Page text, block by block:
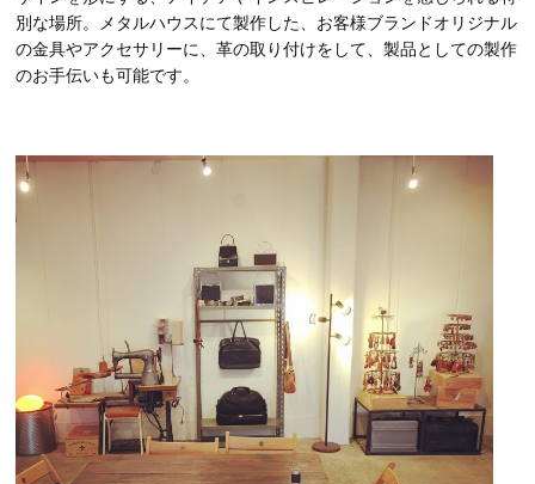
別な場所。メタルハウスにて製作した、お客様ブランドオリジナル
の金具やアクセサリーに、革の取り付けをして、製品としての製作
のお手伝いも可能です。